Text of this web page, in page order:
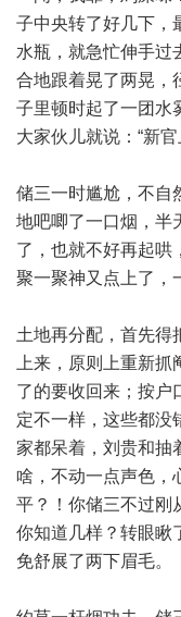
子中央转了好几下，
水瓶，就急忙伸手过
合地跟着晃了两晃，
子里顿时起了一团水
大家伙儿就说：“新
储三一时尴尬，不自
地吧唧了一口烟，半
了，也就不好再起哄
聚一聚神又点上了，
土地再分配，首先得
上来，原则上重新
了的要收回来；按户
定不一样，这些都没
家都呆着，刘贵和抽
啥，不动一点声色，
平？！你储三不过刚
你知道几样？转眼瞅
免舒展了两下眉毛。